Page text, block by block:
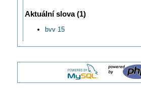
Aktuální slova (1)
bvv 15